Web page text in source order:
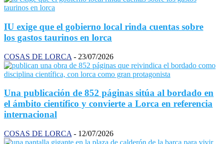
IU exige que el gobierno local rinda cuentas sobre
los gastos taurinos en lorca
COSAS DE LORCA - 23/07/2026
Una publicación de 852 páginas sitúa al bordado en
el ámbito científico y convierte a Lorca en referencia
internacional
COSAS DE LORCA - 12/07/2026